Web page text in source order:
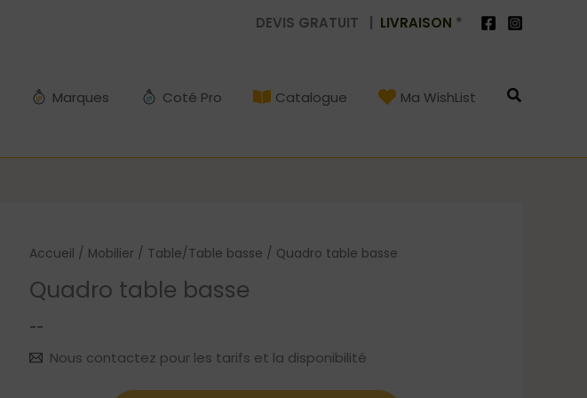
DEVIS GRATUIT | LIVRAISON *
Marques Coté Pro Catalogue Ma WishList
Accueil / Mobilier / Table/Table basse / Quadro table basse
Quadro table basse
--
Nous contactez pour les tarifs et la disponibilité